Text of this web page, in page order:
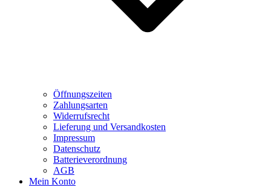
Öffnungszeiten
Zahlungsarten
Widerrufsrecht
Lieferung und Versandkosten
Impressum
Datenschutz
Batterieverordnung
AGB
Mein Konto